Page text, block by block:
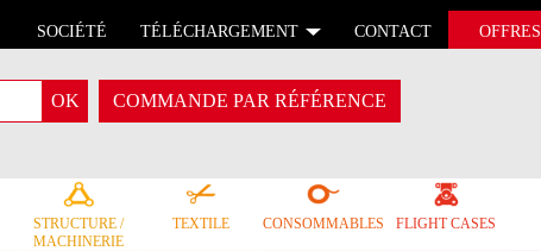
SOCIÉTÉ TÉLÉCHARGEMENT CONTACT OFFRES
COMMANDE PAR RÉFÉRENCE
STRUCTURE /
MACHINERIE
TEXTILE CONSOMMABLES FLIGHT CASES